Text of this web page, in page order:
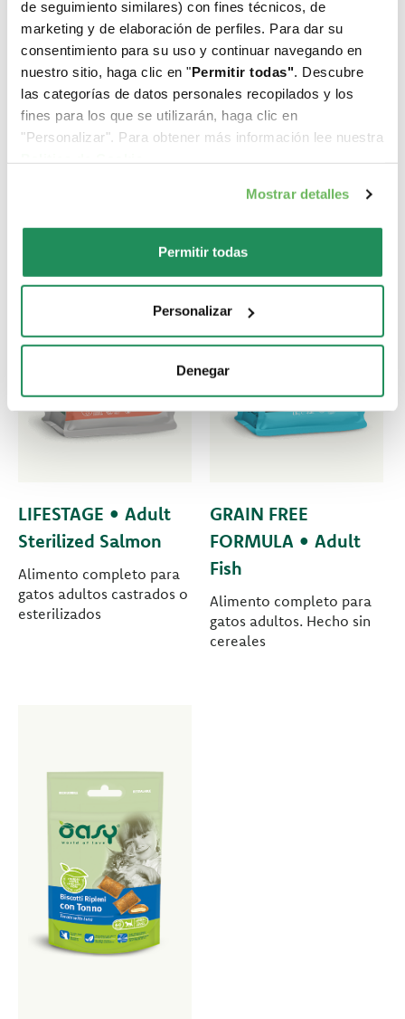
de seguimiento similares) con fines técnicos, de
marketing y de elaboración de perfiles. Para dar su
consentimiento para su uso y continuar navegando en
nuestro sitio, haga clic en "Permitir todas". Descubre
las categorías de datos personales recopilados y los
fines para los que se utilizarán, haga clic en
"Personalizar". Para obtener más información lee nuestra
Mostrar detalles
Permitir todas
Personalizar
Denegar
Cual es su favorito?
Descubre nuestros mejores productos para tu
mascota
LIFESTAGE • Adult
Sterilized Salmon
Alimento completo para
gatos adultos castrados o
esterilizados
GRAIN FREE
FORMULA • Adult
Fish
Alimento completo para
gatos adultos. Hecho sin
cereales